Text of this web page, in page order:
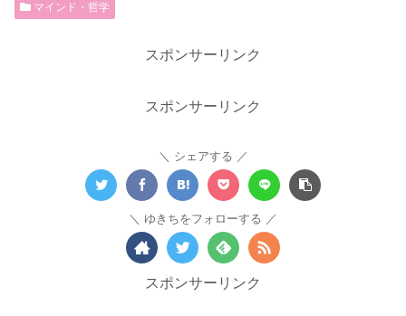
マインド・哲学
スポンサーリンク
スポンサーリンク
シェアする
ゆきちをフォローする
スポンサーリンク